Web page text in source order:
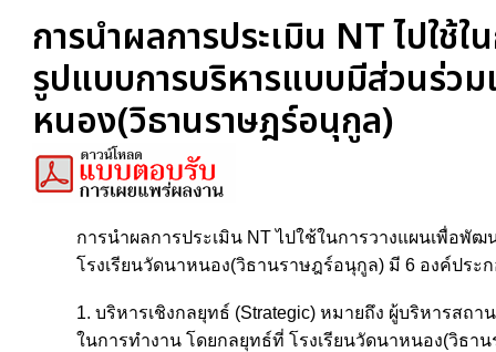
การนำผลการประเมิน NT ไปใช้
รูปแบบการบริหารแบบมีส่วนร่ว
หนอง(วิธานราษฎร์อนุกูล)
การนำผลการประเมิน NT ไปใช้ในการวางแผนเพื่อพั
โรงเรียนวัดนาหนอง(วิธานราษฎร์อนุกูล) มี 6 องค์ประ
1. บริหารเชิงกลยุทธ์ (Strategic) หมายถึง ผู้บริหารส
ในการทำงาน โดยกลยุทธ์ที่ โรงเรียนวัดนาหนอง(วิธ